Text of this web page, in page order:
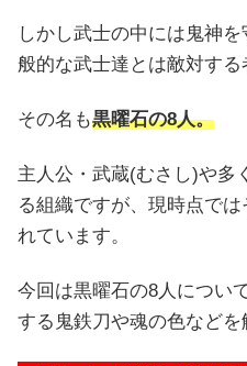
しかし武士の中には鬼神
般的な武士達とは敵対する
その名も黒曜石の8人。
主人公・武蔵(むさし)や多
る組織ですが、現時点で
れています。
今回は黒曜石の8人につい
する鬼鉄刀や魂の色などを